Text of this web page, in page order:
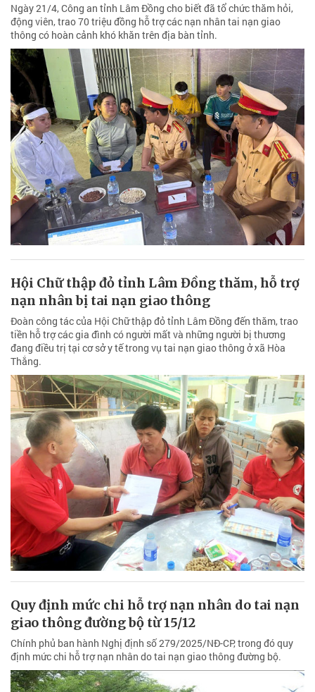
Ngày 21/4, Công an tỉnh Lâm Đồng cho biết đã tổ chức thăm hỏi,
động viên, trao 70 triệu đồng hỗ trợ các nạn nhân tai nạn giao
thông có hoàn cảnh khó khăn trên địa bàn tỉnh.
Hội Chữ thập đỏ tỉnh Lâm Đồng thăm, hỗ trợ
nạn nhân bị tai nạn giao thông
Đoàn công tác của Hội Chữ thập đỏ tỉnh Lâm Đồng đến thăm, trao
tiền hỗ trợ các gia đình có người mất và những người bị thương
đang điều trị tại cơ sở y tế trong vụ tai nạn giao thông ở xã Hòa
Thắng.
Quy định mức chi hỗ trợ nạn nhân do tai nạn
giao thông đường bộ từ 15/12
Chính phủ ban hành Nghị định số 279/2025/NĐ-CP, trong đó quy
định mức chi hỗ trợ nạn nhân do tai nạn giao thông đường bộ.